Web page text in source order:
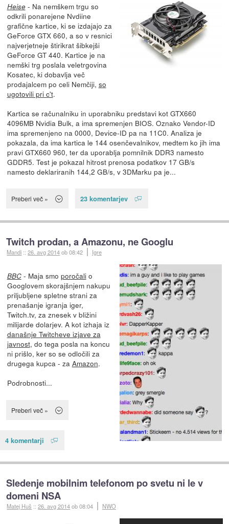
Heise- Na nemškem trgu so
odkrili ponarejene Nvdiine
grafične kartice, ki se izdajajo za
GeForce GTX 660, a so v resnici
najverjetneje štirikrat šibkejši
GeForce GT 440. Kartice je na
nemški trg poslala veletrgovina
Kosatec, ki dobavlja več
prodajalcem po celi Nemčiji, so
ugotovili pri c't.
Kartica se računalniku in uporabniku predstavi kot GTX660
4096MB Nvidia Bulk, a ima spremenjen BIOS. Oznako Vendor-ID
ima spremenjeno na 0000, Device-ID pa na 11C0. Analiza je
pokazala, da ima kartica le 144 osenčevalnikov, medtem ko jih ima
pravi GTX660 960, ter da uporablja pomnilnik DDR3 namesto
GDDR5. Test je pokazal hitrost prenosa podatkov 17 GB/s
namesto deklariranih 144,2 GB/s, v 3DMarku pa je...
Preberi več » 23 komentarjev
Twitch prodan, a Amazonu, ne Googlu
Mandi ::26. avg 2014ob 08:42 Igre
BBC- Maja smo poročalio
Googlovem skorajšnjem nakupu
priljubljene spletne strani za
prenašanje igranja iger,
Twitch.tv, za znesek v bližini
milijarde dolarjev. A kot izhaja iz
današnje Twitcheve izjave za
javnost, do tega posla na koncu
ni prišlo, ker so se odločili za
drugega kupca - za Amazon.
Podrobnosti...
Preberi več »
4 komentarji
Sledenje mobilnim telefonom po svetu ni le v
domeni NSA
Matej Huš ::26. avg 2014ob 08:04 NWO